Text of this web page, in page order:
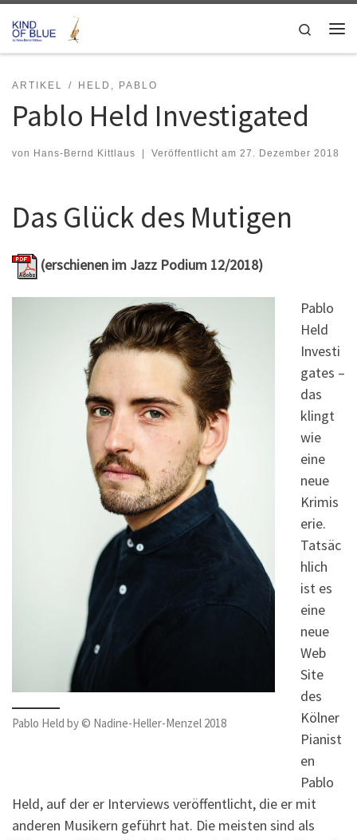
Zum Inhalt springen
Search
ARTIKEL HELD, PABLO
Pablo Held Investigated
von Hans-Bernd Kittlaus Veröffentlicht am 27. Dezember 2018
Das Glück des Mutigen
(erschienen im Jazz Podium 12/2018)
Pablo Held by © Nadine-Heller-Menzel 2018
Pablo
Held
Investi
gates –
das
klingt
wie
eine
neue
Krimis
erie.
Tatsäc
hlich
ist es
eine
neue
Web
Site
des
Kölner
Pianist
en
Pablo
Held, auf der er Interviews veröffentlicht, die er mit
anderen Musikern geführt hat. Die meisten sind als